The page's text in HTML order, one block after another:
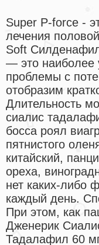
Super P-force -
лечения
Soft
— это наиболее
проблемы с
отобразим
Длительность
сиалис
босса роял
пятнистого
китайский,
ореха,
нет каких-либо
каждый день.
При этом, как
Дженерик
Тадалафил 60